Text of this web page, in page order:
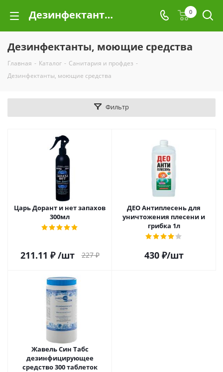
Дезинфектанты, моющие средства 0
Дезинфектанты, моющие средства
Главная - Каталог - Санитария и профдез -
Дезинфектанты, моющие средства
Фильтр
Царь Дорант и нет запахов
300мл
211.11 ₽ /шт 227₽
ДЕО Антиплесень для
уничтожения плесени и
грибка 1л
430₽/шт
Жавель Син Табс
дезинфицирующее
средство 300 таблеток